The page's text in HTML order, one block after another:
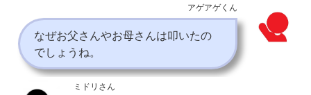
アゲアゲくん
なぜお父さんやお母さんは叩いたの
でしょうね。
ミドリさん